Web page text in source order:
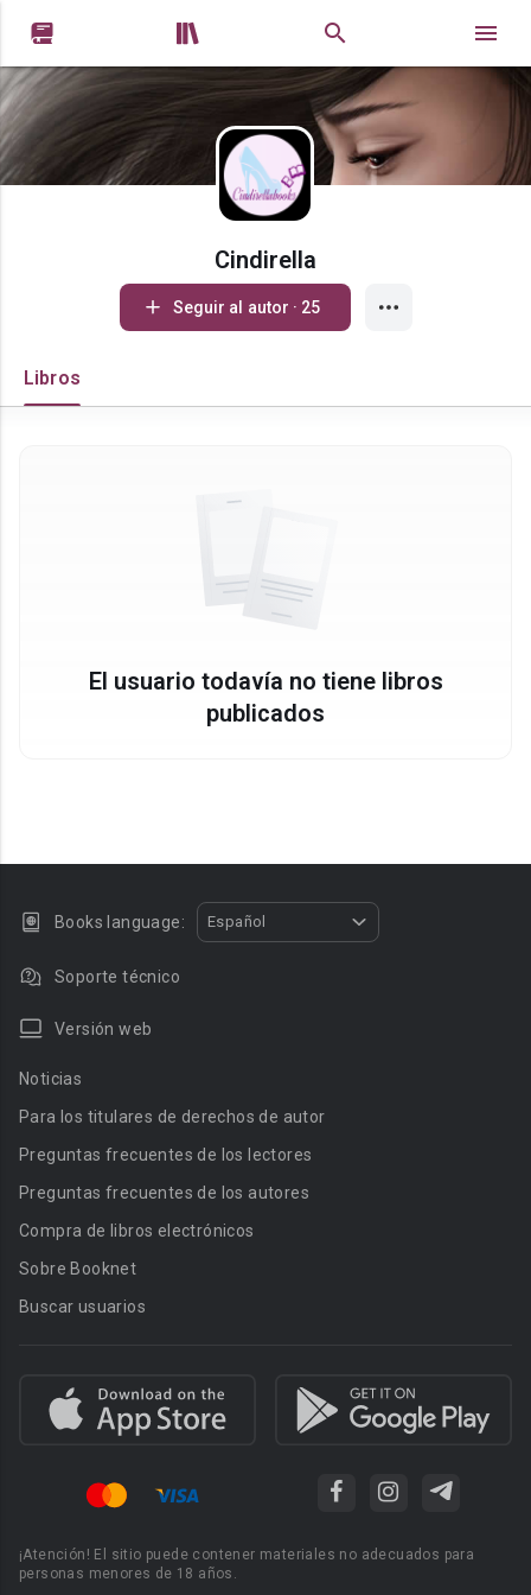
 
Cindirella
Seguir al autor · 25
Libros
El usuario todavía no tiene libros
publicados
Books language: Español
Soporte técnico
Versión web
Noticias
Para los titulares de derechos de autor
Preguntas frecuentes de los lectores
Preguntas frecuentes de los autores
Compra de libros electrónicos
Sobre Booknet
Buscar usuarios
¡Atención! El sitio puede contener materiales no adecuados para
personas menores de 18 años.